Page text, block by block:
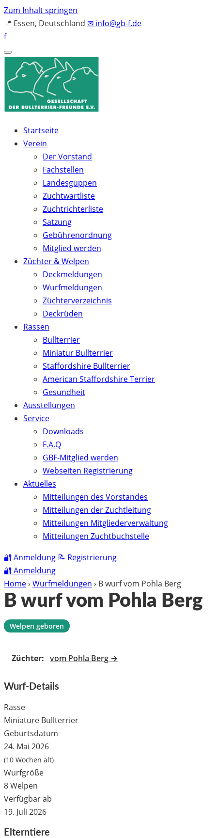
Zum Inhalt springen
📍 Essen, Deutschland ✉ info@gb-f.de
f
Startseite
Verein
Der Vorstand
Fachstellen
Landesguppen
Zuchtwartliste
Zuchtrichterliste
Satzung
Gebührenordnung
Mitglied werden
Züchter & Welpen
Deckmeldungen
Wurfmeldungen
Züchterverzeichnis
Deckrüden
Rassen
Bullterrier
Miniatur Bullterrier
Staffordshire Bullterrier
American Staffordshire Terrier
Gesundheit
Ausstellungen
Service
Downloads
F.A.Q
GBF-Mitglied werden
Webseiten Registrierung
Aktuelles
Mitteilungen des Vorstandes
Mitteilungen der Zuchtleitung
Mitteilungen Mitgliederverwaltung
Mitteilungen Zuchtbuchstelle
🔐Anmeldung 📝 Registrierung
🔐Anmeldung
Home› Wurfmeldungen › B wurf vom Pohla Berg
B wurf vom Pohla Berg
Welpen geboren
Züchter: vom Pohla Berg →
Wurf-Details
Rasse
Miniature Bullterrier
Geburtsdatum
24. Mai 2026
(10 Wochen alt)
Wurfgröße
8 Welpen
Verfügbar ab
19. Juli 2026
Elterntiere